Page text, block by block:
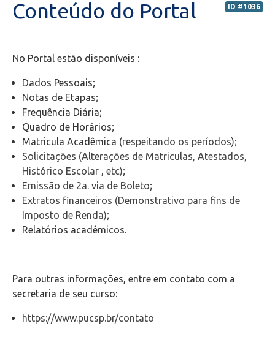
Portal do Professor (NOVO) - Orientações
Portal do Aluno
Transporte Escolar
Bolsas de estudos
Secretaria de Administração Escolar - SAE
Financeiro
Wifi
Laboratórios
ID #1036
Conteúdo do Portal
No Portal estão disponíveis :
Dados Pessoais;
Notas de Etapas;
Frequência Diária;
Quadro de Horários;
Matricula Acadêmica (respeitando os períodos);
Solicitações (Alterações de Matriculas, Atestados,
Histórico Escolar , etc);
Emissão de 2a. via de Boleto;
Extratos financeiros (Demonstrativo para fins de
Imposto de Renda);
Relatórios acadêmicos.
Para outras informações, entre em contato com a
secretaria de seu curso:
https://www.pucsp.br/contato